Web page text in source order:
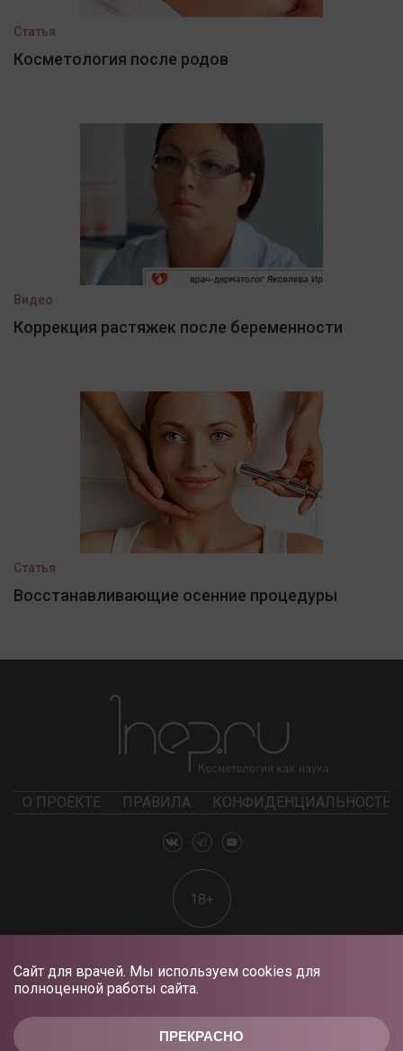
ПРЕКРАСНО
Сайт для врачей. Мы используем cookies для
полноценной работы сайта.
Статья
Косметология после родов
Видео
Коррекция растяжек после беременности
Статья
Восстанавливающие осенние процедуры
О ПРОЕКТЕ ПРАВИЛА КОНФИДЕНЦИАЛЬНОСТЬ
18+